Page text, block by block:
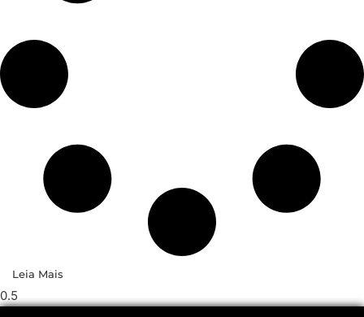
Leia Mais